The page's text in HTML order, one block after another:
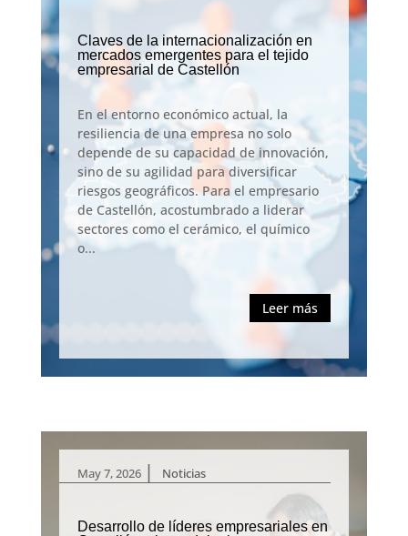
Claves de la internacionalización en
mercados emergentes para el tejido
empresarial de Castellón
En el entorno económico actual, la
resiliencia de una empresa no solo
depende de su capacidad de innovación,
sino de su agilidad para diversificar
riesgos geográficos. Para el empresario
de Castellón, acostumbrado a liderar
sectores como el cerámico, el químico
o...
Leer más
May 7, 2026 | Noticias
Desarrollo de líderes empresariales en